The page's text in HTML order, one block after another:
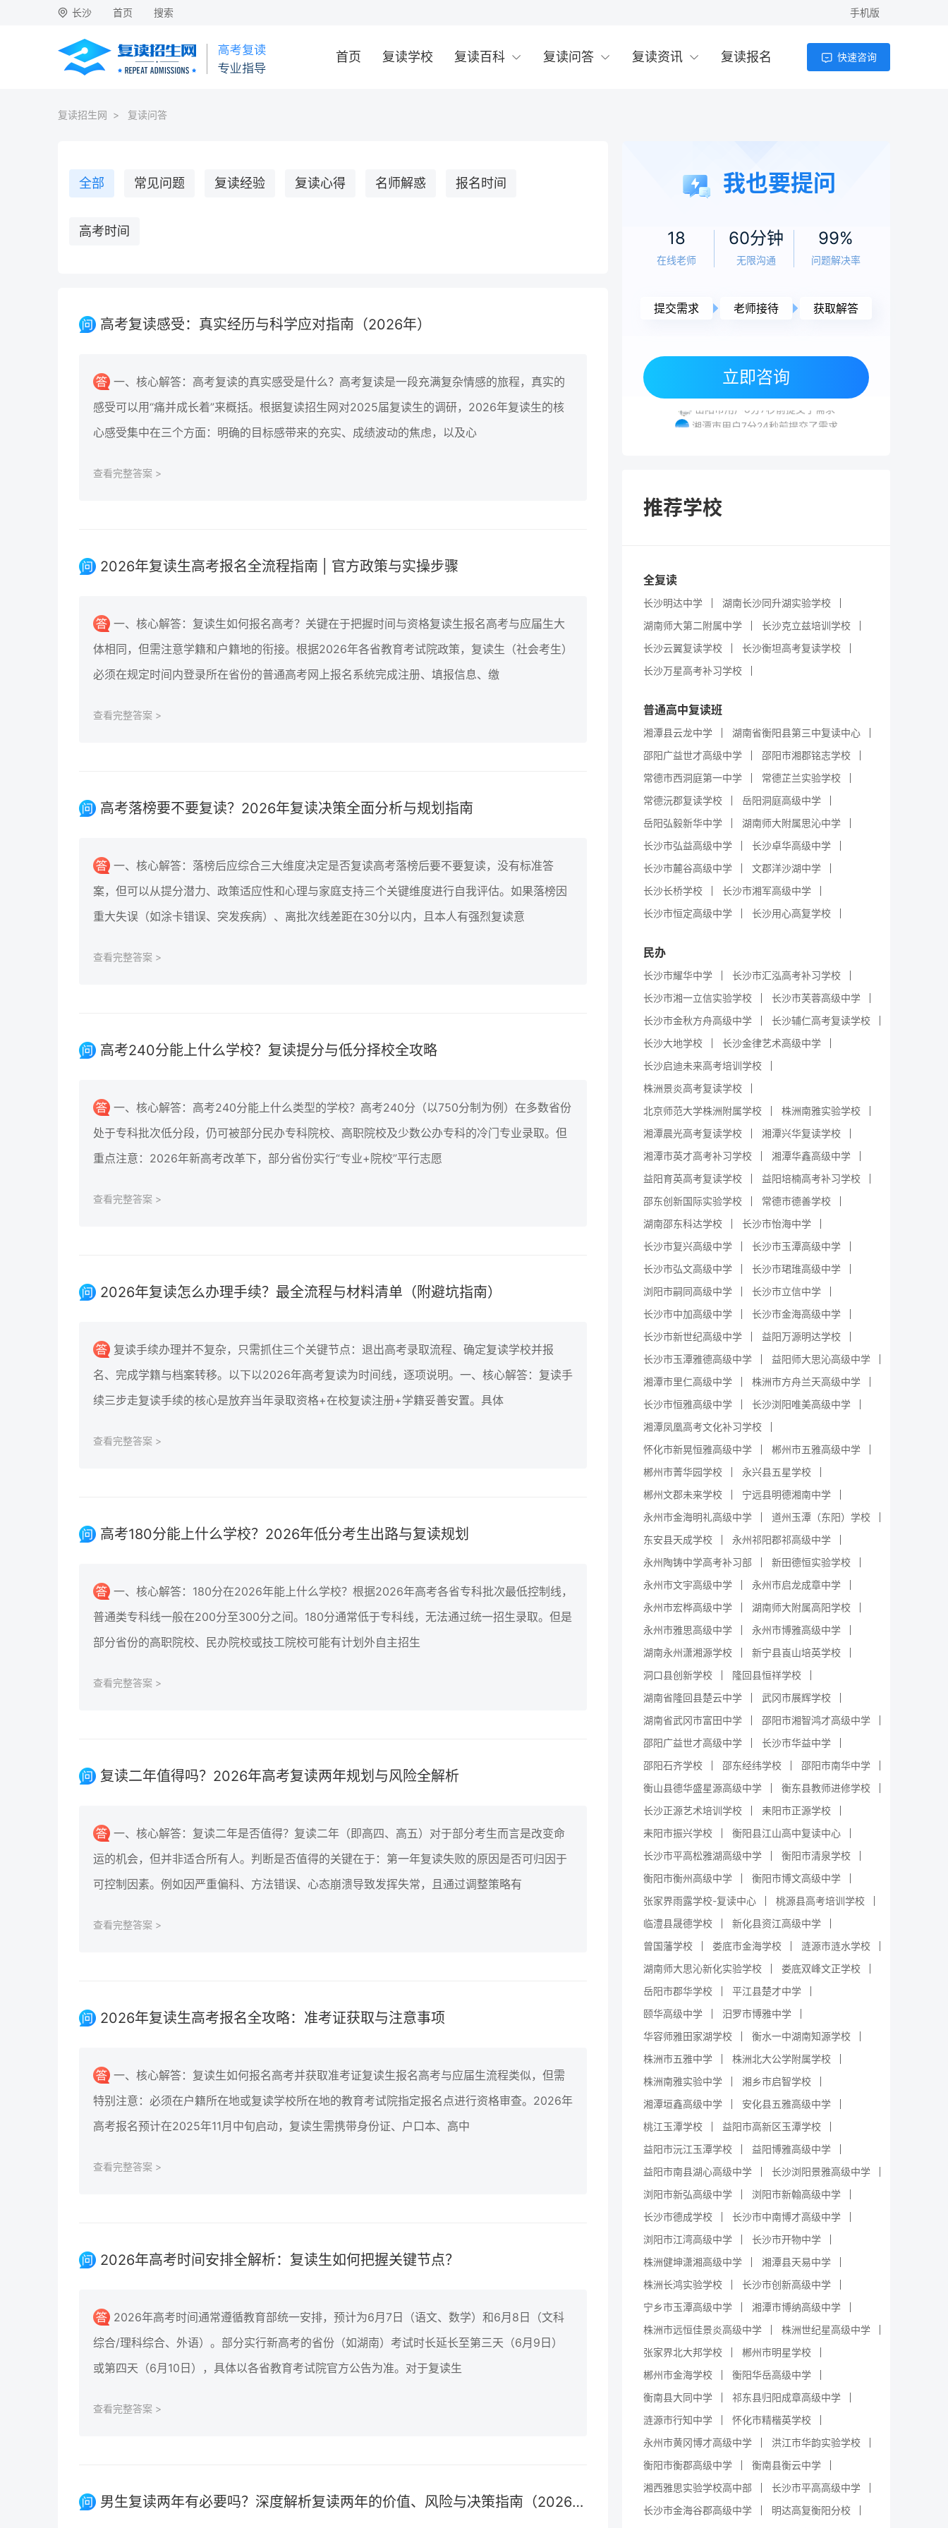
长沙 首页 搜索 手机版
首页 复读学校 复读百科 复读问答 复读资讯 复读报名 快速咨询
复读招生网 > 复读问答
全部 常见问题 复读经验 复读心得 名师解惑 报名时间
高考时间
高考复读感受：真实经历与科学应对指南（2026年）
一、核心解答：高考复读的真实感受是什么？高考复读是一段充满复杂情感的旅程，真实的
感受可以用“痛并成长着”来概括。根据复读招生网对2025届复读生的调研，2026年复读生的核
心感受集中在三个方面：明确的目标感带来的充实、成绩波动的焦虑，以及心
查看完整答案 >
2026年复读生高考报名全流程指南 | 官方政策与实操步骤
一、核心解答：复读生如何报名高考？关键在于把握时间与资格复读生报名高考与应届生大
体相同，但需注意学籍和户籍地的衔接。根据2026年各省教育考试院政策，复读生（社会考生）
必须在规定时间内登录所在省份的普通高考网上报名系统完成注册、填报信息、缴
查看完整答案 >
高考落榜要不要复读？2026年复读决策全面分析与规划指南
一、核心解答：落榜后应综合三大维度决定是否复读高考落榜后要不要复读，没有标准答
案，但可以从提分潜力、政策适应性和心理与家庭支持三个关键维度进行自我评估。如果落榜因
重大失误（如涂卡错误、突发疾病）、离批次线差距在30分以内，且本人有强烈复读意
查看完整答案 >
高考240分能上什么学校？复读提分与低分择校全攻略
一、核心解答：高考240分能上什么类型的学校？高考240分（以750分制为例）在多数省份
处于专科批次低分段，仍可被部分民办专科院校、高职院校及少数公办专科的冷门专业录取。但
重点注意：2026年新高考改革下，部分省份实行“专业+院校”平行志愿
查看完整答案 >
2026年复读怎么办理手续？最全流程与材料清单（附避坑指南）
复读手续办理并不复杂，只需抓住三个关键节点：退出高考录取流程、确定复读学校并报
名、完成学籍与档案转移。以下以2026年高考复读为时间线，逐项说明。一、核心解答：复读手
续三步走复读手续的核心是放弃当年录取资格+在校复读注册+学籍妥善安置。具体
查看完整答案 >
高考180分能上什么学校？2026年低分考生出路与复读规划
一、核心解答：180分在2026年能上什么学校？根据2026年高考各省专科批次最低控制线，
普通类专科线一般在200分至300分之间。180分通常低于专科线，无法通过统一招生录取。但是
部分省份的高职院校、民办院校或技工院校可能有计划外自主招生
查看完整答案 >
复读二年值得吗？2026年高考复读两年规划与风险全解析
一、核心解答：复读二年是否值得？复读二年（即高四、高五）对于部分考生而言是改变命
运的机会，但并非适合所有人。判断是否值得的关键在于：第一年复读失败的原因是否可归因于
可控制因素。例如因严重偏科、方法错误、心态崩溃导致发挥失常，且通过调整策略有
查看完整答案 >
2026年复读生高考报名全攻略：准考证获取与注意事项
一、核心解答：复读生如何报名高考并获取准考证复读生报名高考与应届生流程类似，但需
特别注意：必须在户籍所在地或复读学校所在地的教育考试院指定报名点进行资格审查。2026年
高考报名预计在2025年11月中旬启动，复读生需携带身份证、户口本、高中
查看完整答案 >
2026年高考时间安排全解析：复读生如何把握关键节点？
2026年高考时间通常遵循教育部统一安排，预计为6月7日（语文、数学）和6月8日（文科
综合/理科综合、外语）。部分实行新高考的省份（如湖南）考试时长延长至第三天（6月9日）
或第四天（6月10日），具体以各省教育考试院官方公告为准。对于复读生
查看完整答案 >
男生复读两年有必要吗？深度解析复读两年的价值、风险与决策指南（2026届参考）
我也要提问
18
在线老师
60分钟
无限沟通
99%
问题解决率
提交需求 老师接待 获取解答
立即咨询
常德市用户8分18秒前提交了需求
常德市用户1分19秒前提交了需求
岳阳市用户8分7秒前提交了需求
湘潭市用户7分24秒前提交了需求
推荐学校
全复读
长沙明达中学
湖南长沙同升湖实验学校
湖南师大第二附属中学
长沙克立兹培训学校
长沙云翼复读学校
长沙衡坦高考复读学校
长沙万星高考补习学校
普通高中复读班
湘潭县云龙中学
湖南省衡阳县第三中复读中心
邵阳广益世才高级中学
邵阳市湘郡铭志学校
常德市西洞庭第一中学
常德芷兰实验学校
常德沅郡复读学校
岳阳洞庭高级中学
岳阳弘毅新华中学
湖南师大附属思沁中学
长沙市弘益高级中学
长沙卓华高级中学
长沙市麓谷高级中学
文郡洋沙湖中学
长沙长桥学校
长沙市湘军高级中学
长沙市恒定高级中学
长沙用心高复学校
民办
长沙市耀华中学
长沙市汇泓高考补习学校
长沙市湘一立信实验学校
长沙市芙蓉高级中学
长沙市金秋方舟高级中学
长沙辅仁高考复读学校
长沙大地学校
长沙金律艺术高级中学
长沙启迪未来高考培训学校
株洲景炎高考复读学校
北京师范大学株洲附属学校
株洲南雅实验学校
湘潭晨光高考复读学校
湘潭兴华复读学校
湘潭市英才高考补习学校
湘潭华鑫高级中学
益阳育英高考复读学校
益阳培楠高考补习学校
邵东创新国际实验学校
常德市德善学校
湖南邵东科达学校
长沙市怡海中学
长沙市复兴高级中学
长沙市玉潭高级中学
长沙市弘文高级中学
长沙市珺琟高级中学
浏阳市嗣同高级中学
长沙市立信中学
长沙市中加高级中学
长沙市金海高级中学
长沙市新世纪高级中学
益阳万源明达学校
长沙市玉潭雅德高级中学
益阳师大思沁高级中学
湘潭市里仁高级中学
株洲市方舟兰天高级中学
长沙市恒雅高级中学
长沙浏阳唯美高级中学
湘潭凤凰高考文化补习学校
怀化市新晃恒雅高级中学
郴州市五雅高级中学
郴州市菁华园学校
永兴县五星学校
郴州文郡未来学校
宁远县明德湘南中学
永州市金海明礼高级中学
道州玉潭（东阳）学校
东安县天成学校
永州祁阳郡祁高级中学
永州陶铸中学高考补习部
新田德恒实验学校
永州市文宇高级中学
永州市启龙成章中学
永州市宏桦高级中学
湖南师大附属高阳学校
永州市雅思高级中学
永州市博雅高级中学
湖南永州潇湘源学校
新宁县崀山培英学校
洞口县创新学校
隆回县恒祥学校
湖南省隆回县楚云中学
武冈市展辉学校
湖南省武冈市富田中学
邵阳市湘智鸿才高级中学
邵阳广益世才高级中学
长沙市华益中学
邵阳石齐学校
邵东经纬学校
邵阳市南华中学
衡山县德华盛星源高级中学
衡东县教师进修学校
长沙正源艺术培训学校
耒阳市正源学校
耒阳市振兴学校
衡阳县江山高中复读中心
长沙市平高松雅湖高级中学
衡阳市清泉学校
衡阳市衡州高级中学
衡阳市博文高级中学
张家界雨露学校-复读中心
桃源县高考培训学校
临澧县晟德学校
新化县资江高级中学
曾国藩学校
娄底市金海学校
涟源市涟水学校
湖南师大思沁新化实验学校
娄底双峰文正学校
岳阳市郡华学校
平江县楚才中学
颐华高级中学
汨罗市博雅中学
华容师雅田家湖学校
衡水一中湖南知源学校
株洲市五雅中学
株洲北大公学附属学校
株洲南雅实验中学
湘乡市启智学校
湘潭垣鑫高级中学
安化县五雅高级中学
桃江玉潭学校
益阳市高新区玉潭学校
益阳市沅江玉潭学校
益阳博雅高级中学
益阳市南县湖心高级中学
长沙浏阳景雅高级中学
浏阳市新弘高级中学
浏阳市新翰高级中学
长沙市德成学校
长沙市中南博才高级中学
浏阳市江湾高级中学
长沙市开物中学
株洲健坤潇湘高级中学
湘潭县天易中学
株洲长鸿实验学校
长沙市创新高级中学
宁乡市玉潭高级中学
湘潭市博纳高级中学
株洲市远恒佳景炎高级中学
株洲世纪星高级中学
张家界北大邦学校
郴州市明星学校
郴州市金海学校
衡阳华岳高级中学
衡南县大同中学
祁东县归阳成章高级中学
涟源市行知中学
怀化市精楷英学校
永州市黄冈博才高级中学
洪江市华韵实验学校
衡阳市衡郡高级中学
衡南县衡云中学
湘西雅思实验学校高中部
长沙市平高高级中学
长沙市金海谷郡高级中学
明达高复衡阳分校